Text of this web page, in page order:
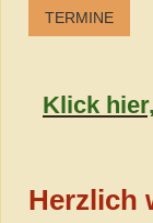
TERMINE
Klick
Herzlich